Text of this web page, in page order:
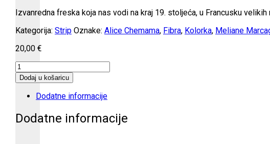
Izvanredna freska koja nas vodi na kraj 19. stoljeća, u Francusku
Kategorija: Strip Oznake: Alice Chemama, Fibra, Kolorka, Meliane
20,00 €
Zole
količina
Dodaj u košaricu
Dodatne informacije
Dodatne informacije